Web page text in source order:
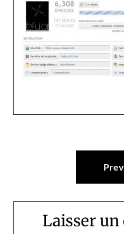
Navigation
Laisser